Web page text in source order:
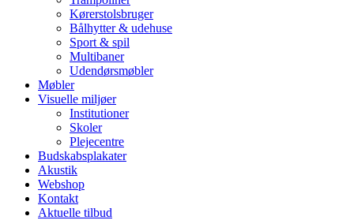
Kørerstolsbruger
Bålhytter & udehuse
Sport & spil
Multibaner
Udendørsmøbler
Møbler
Visuelle miljøer
Institutioner
Skoler
Plejecentre
Budskabsplakater
Akustik
Webshop
Kontakt
Aktuelle tilbud